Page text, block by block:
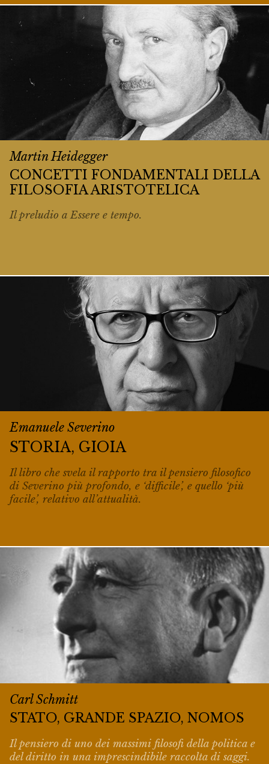
Martin Heidegger
CONCETTI FONDAMENTALI DELLA
FILOSOFIA ARISTOTELICA
Il preludio aEssere e tempo.
Emanuele Severino
STORIA, GIOIA
Il libro che svela il rapporto tra il pensiero filosofico
di Severino più profondo, e ‘difficile’, e quello ‘più
facile’, relativo all’attualità.
Carl Schmitt
STATO, GRANDE SPAZIO, NOMOS
Il pensiero di uno dei massimi filosofi della politica e
del diritto in una imprescindibile raccolta di saggi.